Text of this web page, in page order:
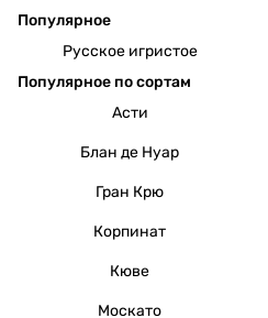
Популярное
Русское игристое
Популярное по сортам
Асти
Блан де Нуар
Гран Крю
Корпинат
Кюве
Москато